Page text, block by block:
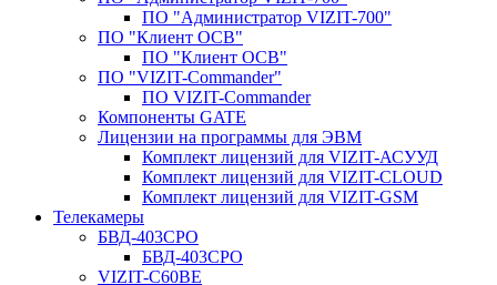
ПО "Администратор VIZIT-700"
ПО "Клиент ОСВ"
ПО "Клиент ОСВ"
ПО "VIZIT-Commander"
ПО VIZIT-Commander
Компоненты GATE
Лицензии на программы для ЭВМ
Комплект лицензий для VIZIT-АСУУД
Комплект лицензий для VIZIT-CLOUD
Комплект лицензий для VIZIT-GSM
Телекамеры
БВД-403СРО
БВД-403СРО
VIZIT-С60BE